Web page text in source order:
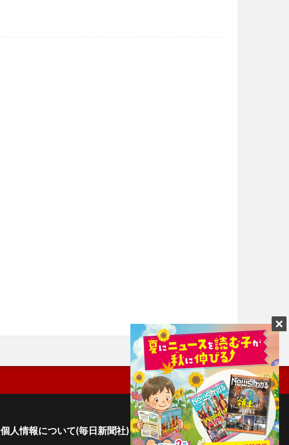
個人情報について(毎日新聞社)